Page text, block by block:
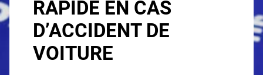
RAPIDE EN CAS
D’ACCIDENT DE
VOITURE